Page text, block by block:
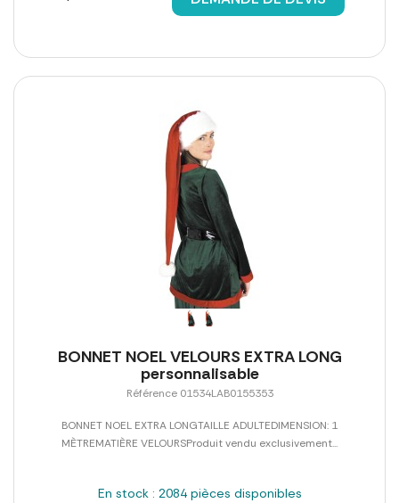
BONNET NOEL VELOURS EXTRA LONG
personnalisable
Référence 01534LAB0155353
BONNET NOEL EXTRA LONGTAILLE ADULTEDIMENSION: 1
MÈTREMATIÈRE VELOURSProduit vendu exclusivement...
En stock : 2084 pièces disponibles